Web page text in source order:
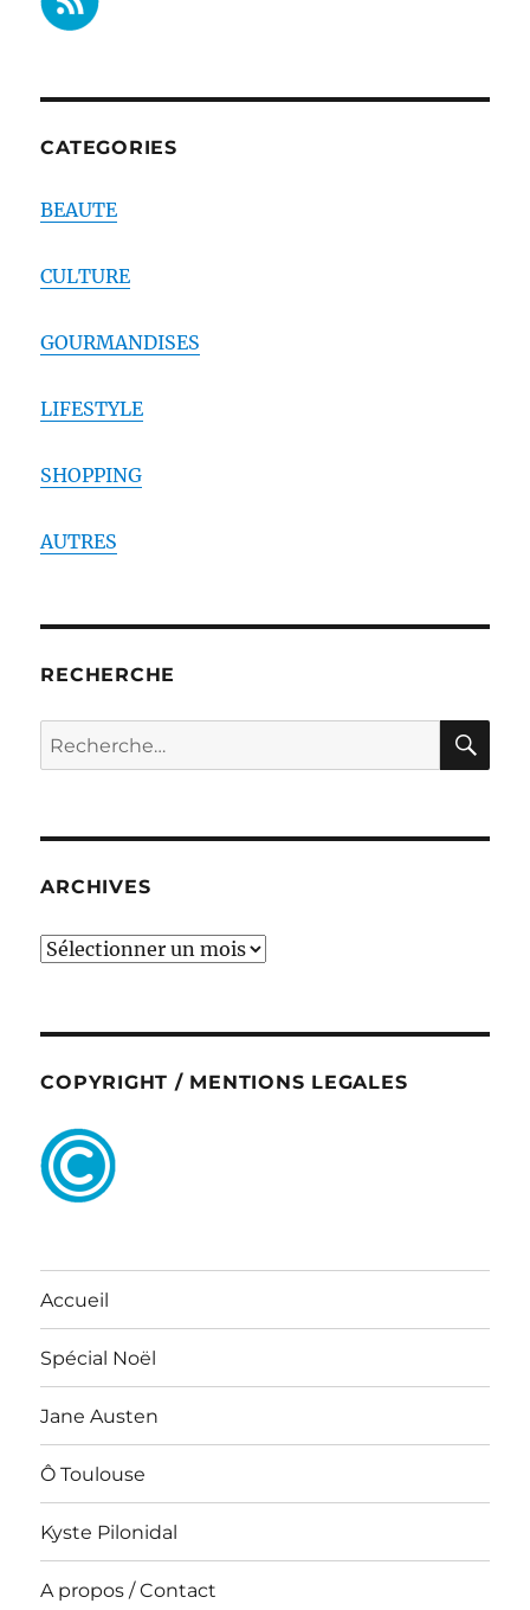
CATEGORIES
BEAUTE
CULTURE
GOURMANDISES
LIFESTYLE
SHOPPING
AUTRES
RECHERCHE
Recherche
pour :
ARCHIVES
ARCHIVES
COPYRIGHT / MENTIONS LEGALES
Accueil
Spécial Noël
Jane Austen
Ô Toulouse
Kyste Pilonidal
A propos / Contact